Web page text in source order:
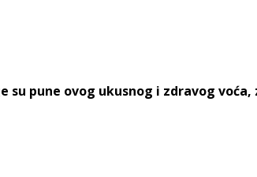
pune ovog ukusnog i zdravog